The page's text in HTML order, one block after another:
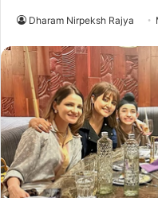
Dharam Nirpeksh Rajya